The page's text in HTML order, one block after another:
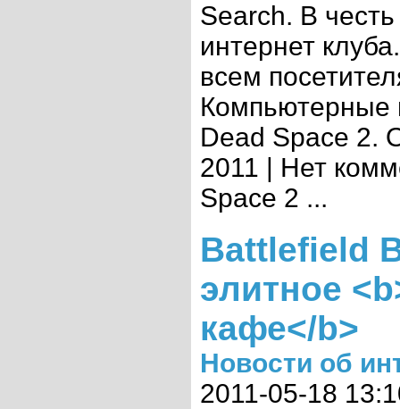
Search. В
интернет
всем
Компьютерные
Dead Space 2.
2011 | Нет
Space 2 ...
Battlefield
элитное
кафе</b>
Новости об
2011-05-18